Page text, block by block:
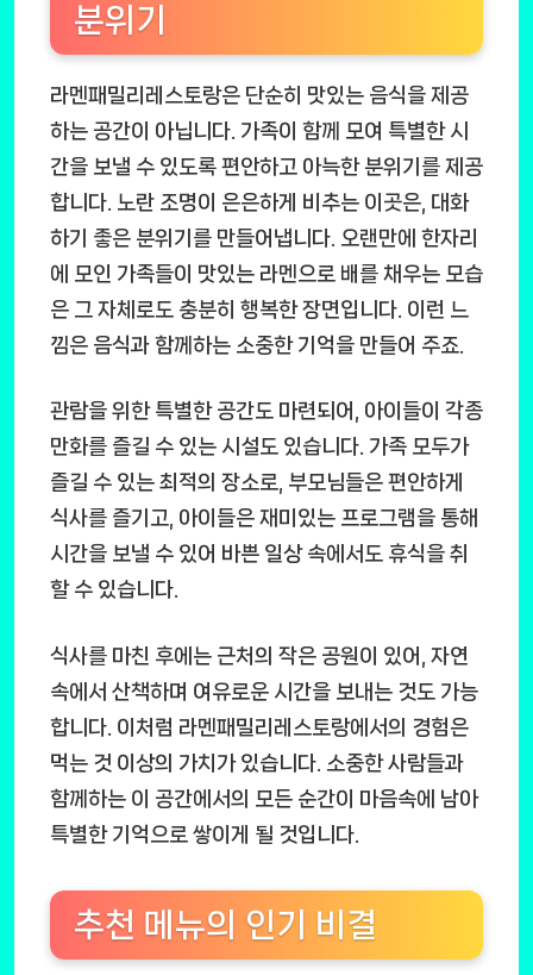
분위기
라멘패밀리레스토랑은 단순히 맛있는 음식을 제공
하는 공간이 아닙니다. 가족이 함께 모여 특별한 시
간을 보낼 수 있도록 편안하고 아늑한 분위기를 제공
합니다. 노란 조명이 은은하게 비추는 이곳은, 대화
하기 좋은 분위기를 만들어냅니다. 오랜만에 한자리
에 모인 가족들이 맛있는 라멘으로 배를 채우는 모습
은 그 자체로도 충분히 행복한 장면입니다. 이런 느
낌은 음식과 함께하는 소중한 기억을 만들어 주죠.
관람을 위한 특별한 공간도 마련되어, 아이들이 각종
만화를 즐길 수 있는 시설도 있습니다. 가족 모두가
즐길 수 있는 최적의 장소로, 부모님들은 편안하게
식사를 즐기고, 아이들은 재미있는 프로그램을 통해
시간을 보낼 수 있어 바쁜 일상 속에서도 휴식을 취
할 수 있습니다.
식사를 마친 후에는 근처의 작은 공원이 있어, 자연
속에서 산책하며 여유로운 시간을 보내는 것도 가능
합니다. 이처럼 라멘패밀리레스토랑에서의 경험은
먹는 것 이상의 가치가 있습니다. 소중한 사람들과
함께하는 이 공간에서의 모든 순간이 마음속에 남아
특별한 기억으로 쌓이게 될 것입니다.
추천 메뉴의 인기 비결